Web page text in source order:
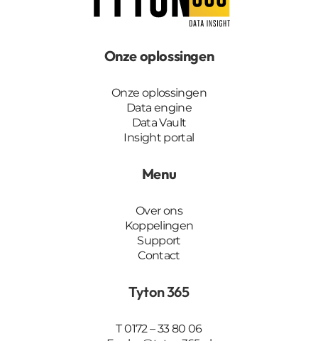
Onze oplossingen
Onze oplossingen
Data engine
Data Vault
Insight portal
Menu
Over ons
Koppelingen
Support
Contact
Tyton 365
T0172 – 33 80 06